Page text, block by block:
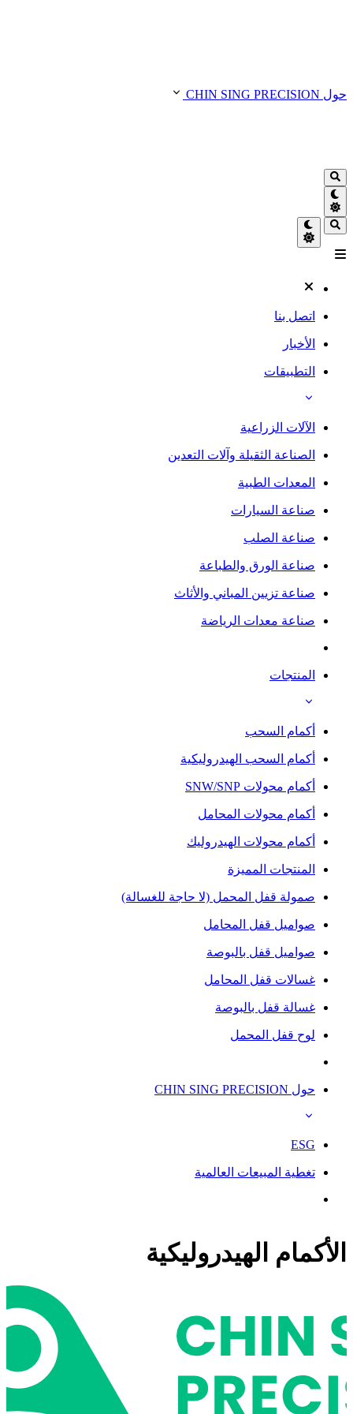
حول CHIN SING PRECISION
اتصل بنا
الأخبار
التطبيقات
الآلات الزراعية
الصناعة الثقيلة وآلات التعدين
المعدات الطبية
صناعة السيارات
صناعة الصلب
صناعة الورق والطباعة
صناعة تزيين المباني والأثاث
صناعة معدات الرياضة
المنتجات
أكمام السحب
أكمام السحب الهيدروليكية
أكمام محولات SNW/SNP
أكمام محولات المحامل
أكمام محولات الهيدروليك
المنتجات المميزة
صمولة قفل المحمل (لا حاجة للغسالة)
صواميل قفل المحامل
صواميل قفل بالبوصة
غسالات قفل المحامل
غسالة قفل بالبوصة
لوح قفل المحمل
حول CHIN SING PRECISION
ESG
تغطية المبيعات العالمية
الأكمام الهيدروليكية